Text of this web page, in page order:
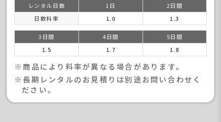
レンタル日数 1日
2日間
日数料率
1.0 1.3
3日間 4日間
5日間
1.5
1.7 1.8
※商品により料率が異なる場合があります。
※長期レンタルのお見積りは別途お問い合わせく
ださい。